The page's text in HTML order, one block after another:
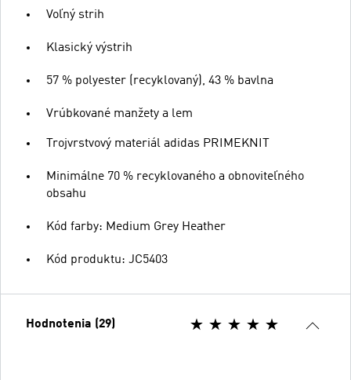
Voľný strih
Klasický výstrih
57 % polyester (recyklovaný), 43 % bavlna
Vrúbkované manžety a lem
Trojvrstvový materiál adidas PRIMEKNIT
Minimálne 70 % recyklovaného a obnoviteľného
obsahu
Kód farby: Medium Grey Heather
Kód produktu: JC5403
Hodnotenia (29)